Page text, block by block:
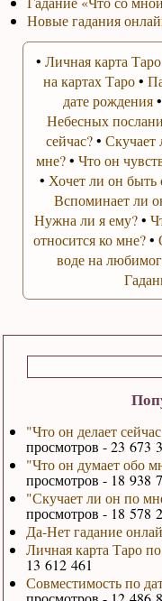
"Что он делает
просмотров - 23 673
"Что он думает обо
просмотров - 18 938
"Скучает ли он по
просмотров - 18 578
Да-Нет гадание
Личная карта Таро
13 612 461
Совместимость по
Новые гадания
• Личная карта
на картах Таро•
дате рождения
Небесных
сейчас?•Скучает
мне?• Что он
• Хочет ли он быть
Вспоминает ли
Нужна ли я ему?•
относится ко мне?•
воде на